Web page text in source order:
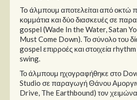
To άλμπουμ αποτελείται από οκτώ
κομμάτια και δύο διασκευές σε
gospel (Wade In the Water, Satan
Must Come Down). Το σύνολο του
gospel επιρροές και στοιχεία
swing.
Το άλμπουμ ηχογραφήθηκε στο
Studio σε παραγωγή Θάνου
Drive, The Earthbound) τον